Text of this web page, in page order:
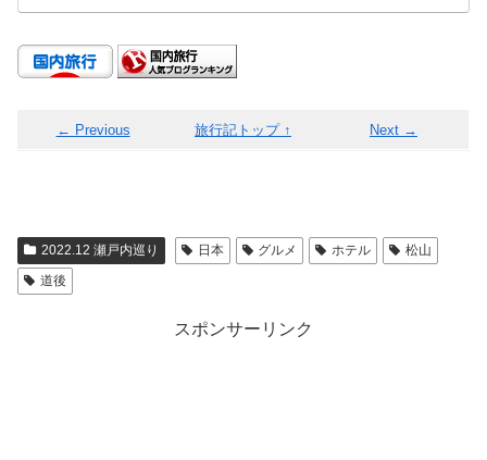
← Previous 旅行記トップ ↑ Next →
2022.12 瀬戸内巡り 日本 グルメ ホテル
松山
道後
スポンサーリンク